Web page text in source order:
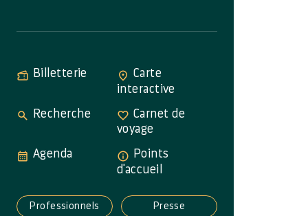
Billetterie
Carte
interactive
Recherche
Carnet de
voyage
Agenda
Points
d'accueil
Professionnels Presse